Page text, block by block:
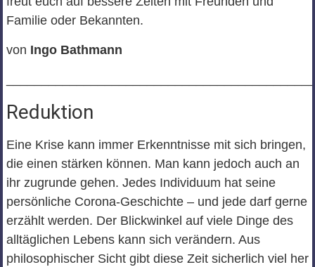
Familie oder Bekannten.
von Ingo Bathmann
Reduktion
Eine Krise kann immer Erkenntnisse mit sich bringen,
die einen stärken können. Man kann jedoch auch an
ihr zugrunde gehen. Jedes Individuum hat seine
persönliche Corona-Geschichte – und jede darf gerne
erzählt werden. Der Blickwinkel auf viele Dinge des
alltäglichen Lebens kann sich verändern. Aus
philosophischer Sicht gibt diese Zeit sicherlich viel her